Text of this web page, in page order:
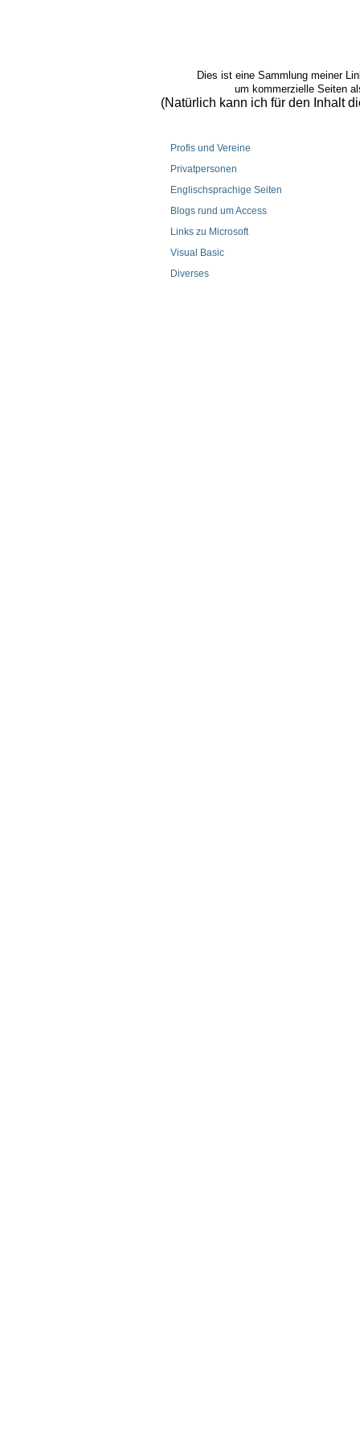
Dies ist eine Sammlung meiner
um kommerzielle Seiten
(Natürlich kann ich für den Inhalt
Profis und Vereine
Privatpersonen
Englischsprachige Seiten
Blogs rund um Access
Links zu Microsoft
Visual Basic
Diverses